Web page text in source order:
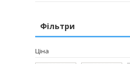
Фільтри
Ціна